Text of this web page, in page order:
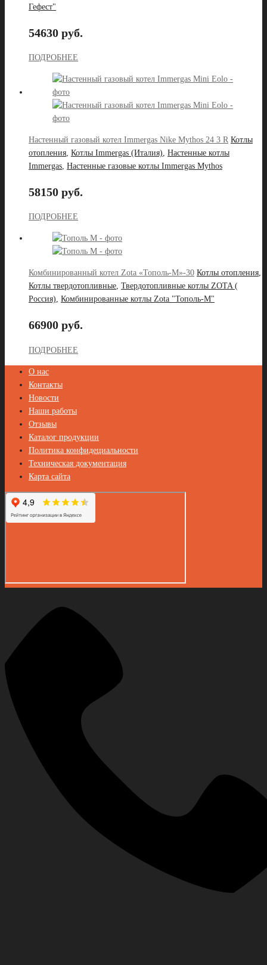
Гефест"
54630 руб.
ПОДРОБНЕЕ
Настенный газовый котел Immergas Nike Mythos 24 3 R Котлы
отопления, Котлы Immergas (Италия), Настенные котлы
Immergas, Настенные газовые котлы Immergas Mythos
58150 руб.
ПОДРОБНЕЕ
Комбинированный котел Zota «Тополь-М»-30 Котлы отопления,
Котлы твердотопливные, Твердотопливные котлы ZOTA (
Россия), Комбинированные котлы Zota "Тополь-М"
66900 руб.
ПОДРОБНЕЕ
О нас
Контакты
Новости
Наши работы
Отзывы
Каталог продукции
Политика конфидециальности
Техническая документация
Карта сайта